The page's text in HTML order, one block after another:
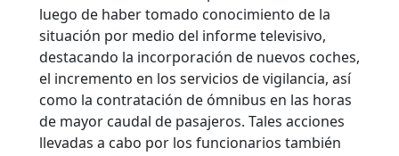
luego de haber tomado conocimiento de la
situación por medio del informe televisivo,
destacando la incorporación de nuevos coches,
el incremento en los servicios de vigilancia, así
como la contratación de ómnibus en las horas
de mayor caudal de pasajeros. Tales acciones
llevadas a cabo por los funcionarios también